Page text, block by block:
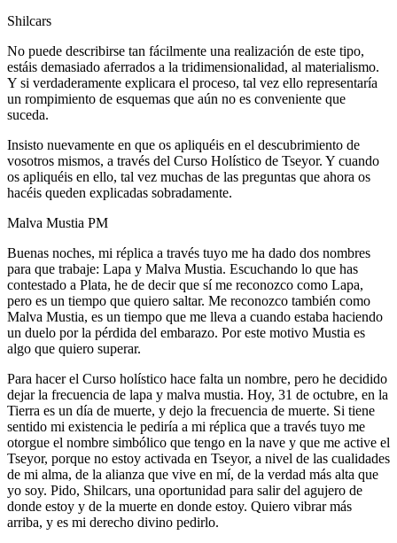
Shilcars
No puede describirse tan fácilmente una realización de este tipo,
estáis demasiado aferrados a la tridimensionalidad, al materialismo.
Y si verdaderamente explicara el proceso, tal vez ello representaría
un rompimiento de esquemas que aún no es conveniente que
suceda.
Insisto nuevamente en que os apliquéis en el descubrimiento de
vosotros mismos, a través del Curso Holístico de Tseyor. Y cuando
os apliquéis en ello, tal vez muchas de las preguntas que ahora os
hacéis queden explicadas sobradamente.
Malva Mustia PM
Buenas noches, mi réplica a través tuyo me ha dado dos nombres
para que trabaje: Lapa y Malva Mustia. Escuchando lo que has
contestado a Plata, he de decir que sí me reconozco como Lapa,
pero es un tiempo que quiero saltar. Me reconozco también como
Malva Mustia, es un tiempo que me lleva a cuando estaba haciendo
un duelo por la pérdida del embarazo. Por este motivo Mustia es
algo que quiero superar.
Para hacer el Curso holístico hace falta un nombre, pero he decidido
dejar la frecuencia de lapa y malva mustia. Hoy, 31 de octubre, en la
Tierra es un día de muerte, y dejo la frecuencia de muerte. Si tiene
sentido mi existencia le pediría a mi réplica que a través tuyo me
otorgue el nombre simbólico que tengo en la nave y que me active el
Tseyor, porque no estoy activada en Tseyor, a nivel de las cualidades
de mi alma, de la alianza que vive en mí, de la verdad más alta que
yo soy. Pido, Shilcars, una oportunidad para salir del agujero de
donde estoy y de la muerte en donde estoy. Quiero vibrar más
arriba, y es mi derecho divino pedirlo.